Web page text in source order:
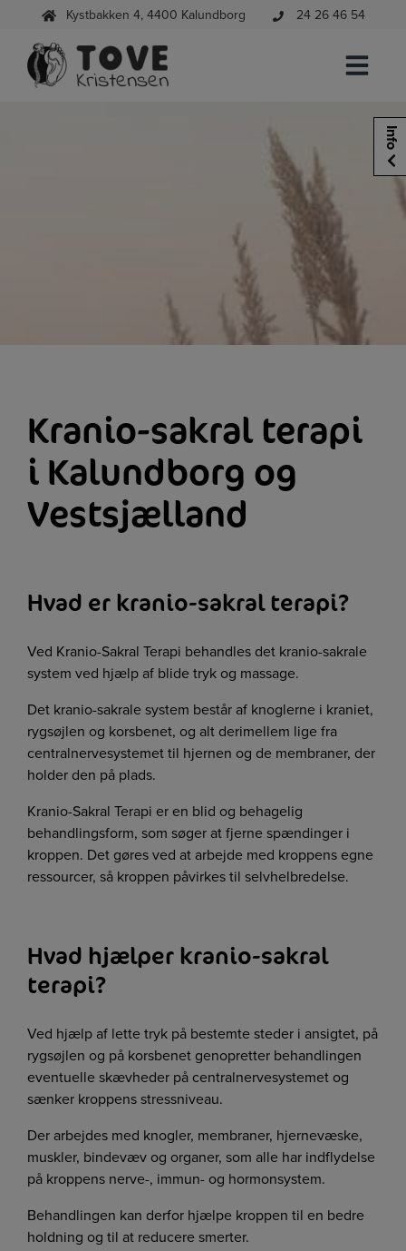
indholdet
Kystbakken 4, 4400 Kalundborg 24 26 46 54
Kranio-sakral terapi
i Kalundborg og
Vestsjælland
Hvad er kranio-sakral terapi?
Ved Kranio-Sakral Terapi behandles det kranio-sakrale
system ved hjælp af blide tryk og massage.
Det kranio-sakrale system består af knoglerne i kraniet,
rygsøjlen og korsbenet, og alt derimellem lige fra
centralnervesystemet til hjernen og de membraner, der
holder den på plads.
Kranio-Sakral Terapi er en blid og behagelig
behandlingsform, som søger at fjerne spændinger i
kroppen. Det gøres ved at arbejde med kroppens egne
ressourcer, så kroppen påvirkes til selvhelbredelse.
Hvad hjælper kranio-sakral
terapi?
Ved hjælp af lette tryk på bestemte steder i ansigtet, på
rygsøjlen og på korsbenet genopretter behandlingen
eventuelle skævheder på centralnervesystemet og
sænker kroppens stressniveau.
Der arbejdes med knogler, membraner, hjernevæske,
muskler, bindevæv og organer, som alle har indflydelse
på kroppens nerve-, immun- og hormonsystem.
Behandlingen kan derfor hjælpe kroppen til en bedre
holdning og til at reducere smerter.
Info